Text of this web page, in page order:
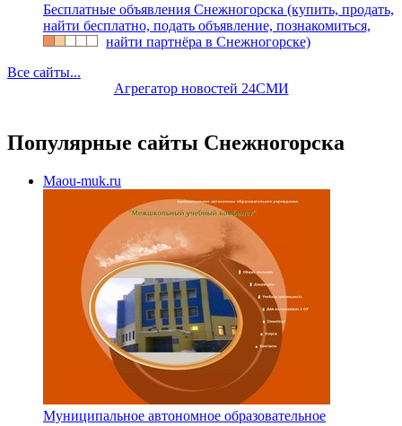
Бесплатные объявления Снежногорска (купить, продать,
найти бесплатно, подать объявление, познакомиться,
найти партнёра в Снежногорске)
Все сайты...
Агрегатор новостей 24СМИ
Популярные сайты Снежногорска
Maou-muk.ru
Муниципальное автономное образовательное